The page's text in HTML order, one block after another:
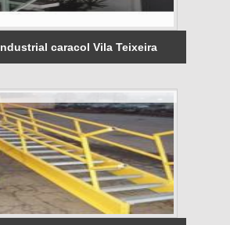
caracol Vila Teixeira